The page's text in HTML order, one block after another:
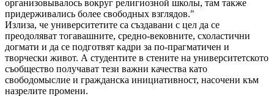
организовывалось вокруг религиозной школы, там также
придерживались более свободных взглядов."
Излиза, че университетите са създавани с цел да се
преодоляват тогавашните, средно-вековните, схоластични
догмати и да се подготвят кадри за по-прагматичен и
творчески живот. А студентите в стените на университетското
съобщество получават тези важни качества като
свободомыслие и гражданска инициативност, насочени към
назрелите промени.